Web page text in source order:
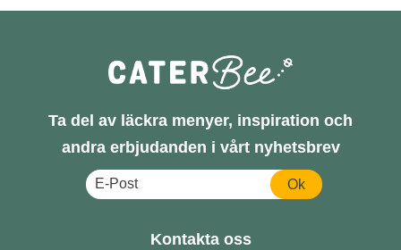
Ta del av läckra menyer, inspiration och
andra erbjudanden i vårt nyhetsbrev
Ok
Kontakta oss